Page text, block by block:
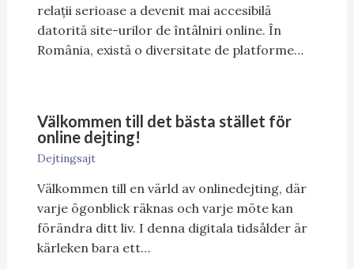
relații serioase a devenit mai accesibilă
datorită site-urilor de întâlniri online. În
România, există o diversitate de platforme…
Välkommen till det bästa stället för
online dejting!
Dejtingsajt
Välkommen till en värld av onlinedejting, där
varje ögonblick räknas och varje möte kan
förändra ditt liv. I denna digitala tidsålder är
kärleken bara ett…